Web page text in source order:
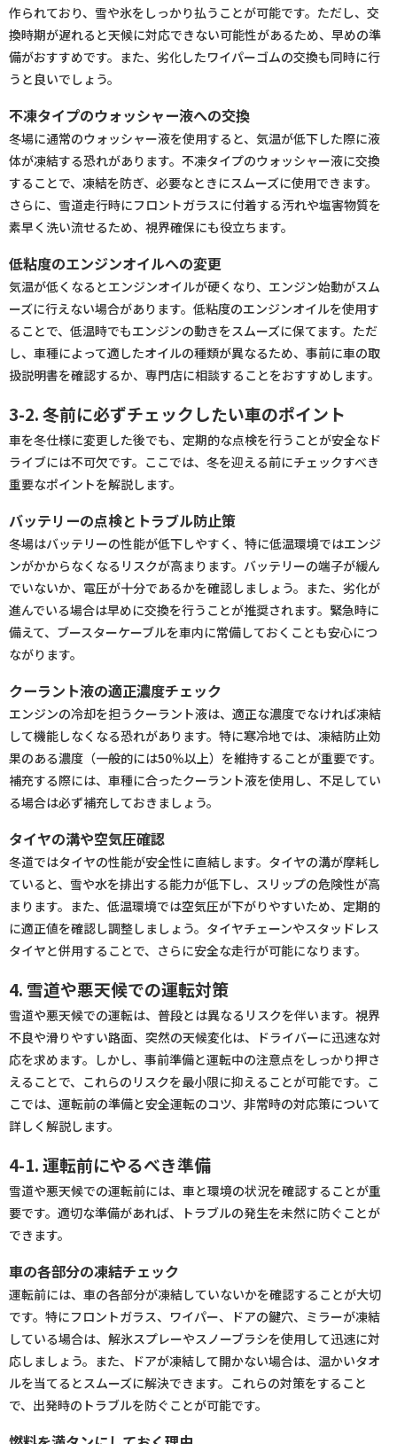
作られており、雪や氷をしっかり払うことが可能です。ただし、交
換時期が遅れると天候に対応できない可能性があるため、早めの準
備がおすすめです。また、劣化したワイパーゴムの交換も同時に行
うと良いでしょう。
不凍タイプのウォッシャー液への交換
冬場に通常のウォッシャー液を使用すると、気温が低下した際に液
体が凍結する恐れがあります。不凍タイプのウォッシャー液に交換
することで、凍結を防ぎ、必要なときにスムーズに使用できます。
さらに、雪道走行時にフロントガラスに付着する汚れや塩害物質を
素早く洗い流せるため、視界確保にも役立ちます。
低粘度のエンジンオイルへの変更
気温が低くなるとエンジンオイルが硬くなり、エンジン始動がスム
ーズに行えない場合があります。低粘度のエンジンオイルを使用す
ることで、低温時でもエンジンの動きをスムーズに保てます。ただ
し、車種によって適したオイルの種類が異なるため、事前に車の取
扱説明書を確認するか、専門店に相談することをおすすめします。
3-2. 冬前に必ずチェックしたい車のポイント
車を冬仕様に変更した後でも、定期的な点検を行うことが安全なド
ライブには不可欠です。ここでは、冬を迎える前にチェックすべき
重要なポイントを解説します。
バッテリーの点検とトラブル防止策
冬場はバッテリーの性能が低下しやすく、特に低温環境ではエンジ
ンがかからなくなるリスクが高まります。バッテリーの端子が緩ん
でいないか、電圧が十分であるかを確認しましょう。また、劣化が
進んでいる場合は早めに交換を行うことが推奨されます。緊急時に
備えて、ブースターケーブルを車内に常備しておくことも安心につ
ながります。
クーラント液の適正濃度チェック
エンジンの冷却を担うクーラント液は、適正な濃度でなければ凍結
して機能しなくなる恐れがあります。特に寒冷地では、凍結防止効
果のある濃度（一般的には50％以上）を維持することが重要です。
補充する際には、車種に合ったクーラント液を使用し、不足してい
る場合は必ず補充しておきましょう。
タイヤの溝や空気圧確認
冬道ではタイヤの性能が安全性に直結します。タイヤの溝が摩耗し
ていると、雪や水を排出する能力が低下し、スリップの危険性が高
まります。また、低温環境では空気圧が下がりやすいため、定期的
に適正値を確認し調整しましょう。タイヤチェーンやスタッドレス
タイヤと併用することで、さらに安全な走行が可能になります。
4. 雪道や悪天候での運転対策
雪道や悪天候での運転は、普段とは異なるリスクを伴います。視界
不良や滑りやすい路面、突然の天候変化は、ドライバーに迅速な対
応を求めます。しかし、事前準備と運転中の注意点をしっかり押さ
えることで、これらのリスクを最小限に抑えることが可能です。こ
こでは、運転前の準備と安全運転のコツ、非常時の対応策について
詳しく解説します。
4-1. 運転前にやるべき準備
雪道や悪天候での運転前には、車と環境の状況を確認することが重
要です。適切な準備があれば、トラブルの発生を未然に防ぐことが
できます。
車の各部分の凍結チェック
運転前には、車の各部分が凍結していないかを確認することが大切
です。特にフロントガラス、ワイパー、ドアの鍵穴、ミラーが凍結
している場合は、解氷スプレーやスノーブラシを使用して迅速に対
応しましょう。また、ドアが凍結して開かない場合は、温かいタオ
ルを当てるとスムーズに解決できます。これらの対策をすること
で、出発時のトラブルを防ぐことが可能です。